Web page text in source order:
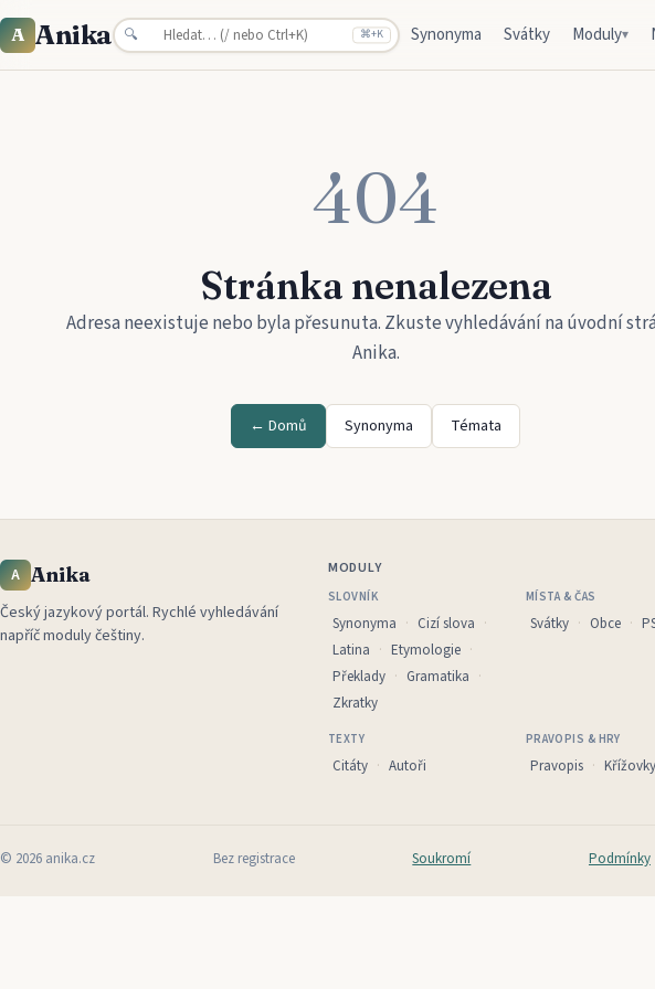
A Anika 🔍 ⌘+K Synonyma Svátky Moduly▾
404
Stránka nenalezena
Adresa neexistuje nebo byla přesunuta. Zkuste vyhledávání na úvodní
Anika.
← Domů Synonyma Témata
A Anika
Český jazykový portál. Rychlé vyhledávání
napříč moduly češtiny.
MODULY
SLOVNÍK
Synonyma
Cizí slova
Latina
Etymologie
Překlady
Gramatika
Zkratky
MÍSTA & ČAS
Svátky Obce
TEXTY
Citáty Autoři
PRAVOPIS & HRY
Pravopis Křížovky
© 2026 anika.cz Bez registrace Soukromí Podmínky